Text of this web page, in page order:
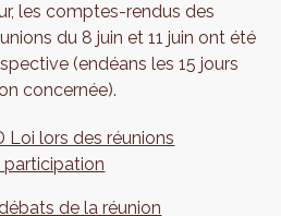
les comptes-rendus des
du 8 juin et 11 juin ont été
(endéans les 15 jours
concernée).
Loi lors des réunions
participation
de la réunion